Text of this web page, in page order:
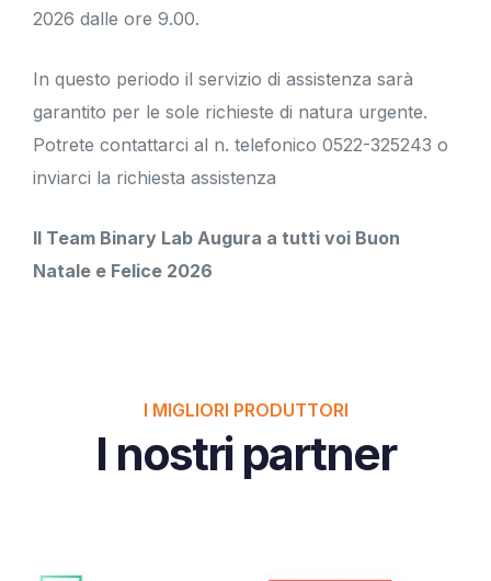
2026 dalle ore 9.00.
In questo periodo il servizio di assistenza sarà
garantito per le sole richieste di natura urgente.
Potrete contattarci al n. telefonico 0522-325243 o
inviarci la richiesta assistenza
Il Team Binary Lab Augura a tutti voi Buon
Natale e Felice 2026
I MIGLIORI PRODUTTORI
I nostri partner